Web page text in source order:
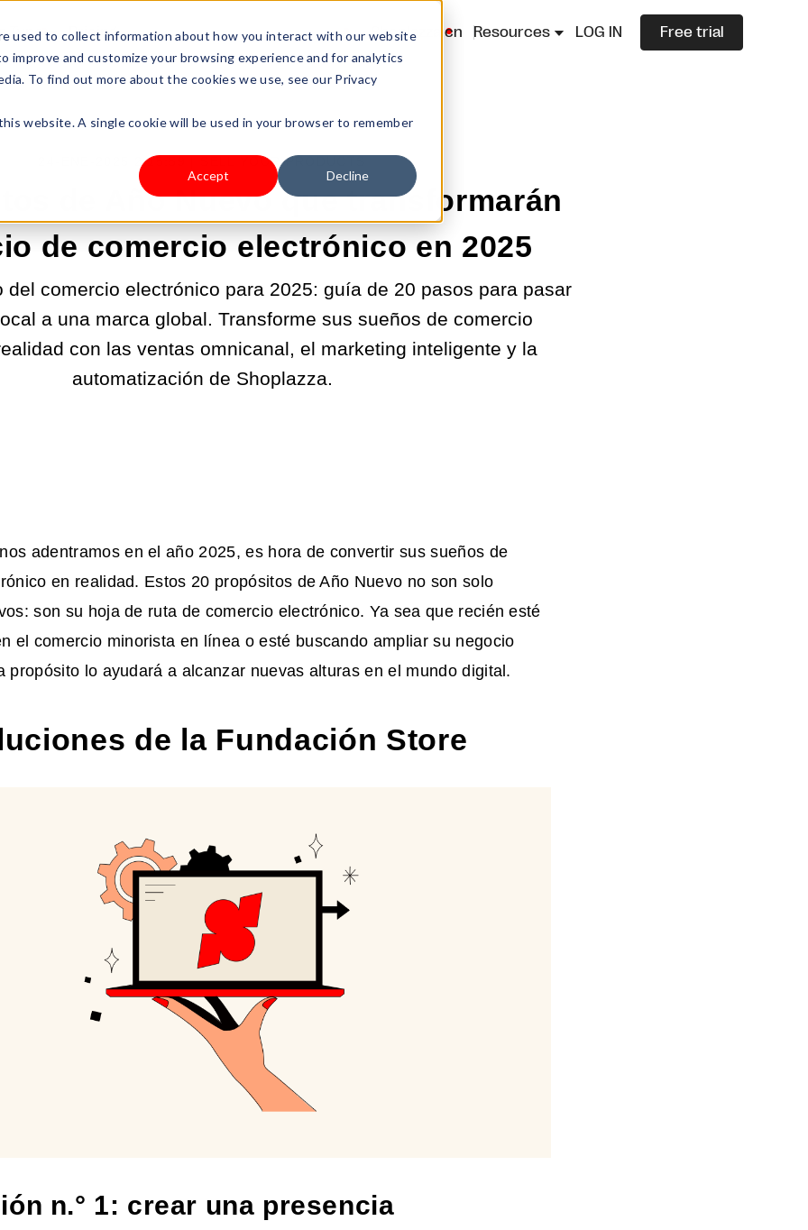
used to collect information about how you interact with our website
and customize your browsing experience and for analytics
To find out more about the cookies we use, see our Privacy
website. A single cookie will be used in your browser to remember
Accept Decline
Type Pricing Shoplazza.cn Resources LOG IN Free trial
24-ENE-2025 2:15:59 | SELL YOUR PRODUCTS
de Año Nuevo que transformarán
de comercio electrónico en 2025
del comercio electrónico para 2025: guía de 20 pasos para pasar
a una marca global. Transforme sus sueños de comercio
con las ventas omnicanal, el marketing inteligente y la
automatización de Shoplazza.
adentramos en el año 2025, es hora de convertir sus sueños de
en realidad. Estos 20 propósitos de Año Nuevo no son solo
son su hoja de ruta de comercio electrónico. Ya sea que recién esté
el comercio minorista en línea o esté buscando ampliar su negocio
propósito lo ayudará a alcanzar nuevas alturas en el mundo digital.
de la Fundación Store
n.° 1: crear una presencia